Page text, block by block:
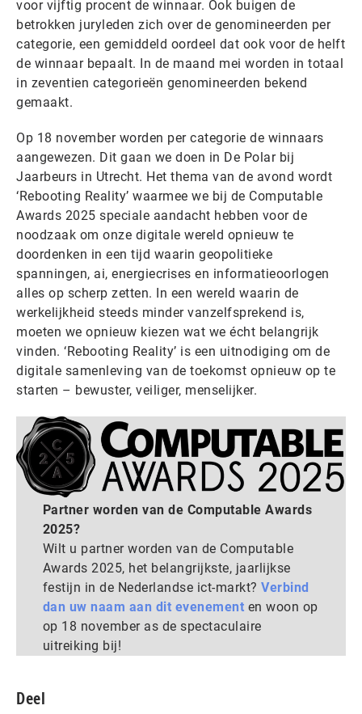
voor vijftig procent de winnaar. Ook buigen de
betrokken juryleden zich over de genomineerden per
categorie, een gemiddeld oordeel dat ook voor de helft
de winnaar bepaalt. In de maand mei worden in totaal
in zeventien categorieën genomineerden bekend
gemaakt.
Op 18 november worden per categorie de winnaars
aangewezen. Dit gaan we doen in De Polar bij
Jaarbeurs in Utrecht. Het thema van de avond wordt
‘Rebooting Reality’ waarmee we bij de Computable
Awards 2025 speciale aandacht hebben voor de
noodzaak om onze digitale wereld opnieuw te
doordenken in een tijd waarin geopolitieke
spanningen, ai, energiecrises en informatieoorlogen
alles op scherp zetten. In een wereld waarin de
werkelijkheid steeds minder vanzelfsprekend is,
moeten we opnieuw kiezen wat we écht belangrijk
vinden. ‘Rebooting Reality’ is een uitnodiging om de
digitale samenleving van de toekomst opnieuw op te
starten – bewuster, veiliger, menselijker.
Partner worden van de Computable Awards
2025?
Wilt u partner worden van de Computable
Awards 2025, het belangrijkste, jaarlijkse
festijn in de Nederlandse ict-markt?Verbind
dan uw naam aan dit evenement en woon op
op 18 november as de spectaculaire
uitreiking bij!
Deel